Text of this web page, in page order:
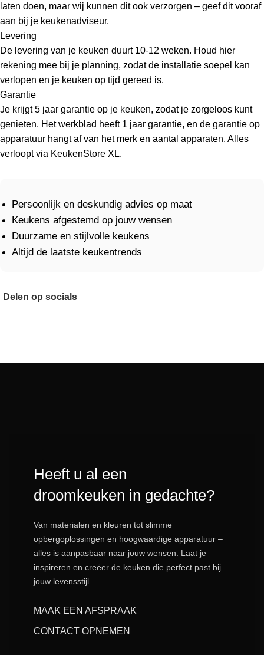
laten doen, maar wij kunnen dit ook verzorgen – geef dit vooraf
aan bij je keukenadviseur.
Levering
De levering van je keuken duurt 10-12 weken. Houd hier
rekening mee bij je planning, zodat de installatie soepel kan
verlopen en je keuken op tijd gereed is.
Garantie
Je krijgt 5 jaar garantie op je keuken, zodat je zorgeloos kunt
genieten. Het werkblad heeft 1 jaar garantie, en de garantie op
apparatuur hangt af van het merk en aantal apparaten. Alles
verloopt via KeukenStore XL.
Persoonlijk en deskundig advies op maat
Keukens afgestemd op jouw wensen
Duurzame en stijlvolle keukens
Altijd de laatste keukentrends
Delen op socials
Heeft u al een
droomkeuken in gedachte?
Van materialen en kleuren tot slimme
opbergoplossingen en hoogwaardige apparatuur –
alles is aanpasbaar naar jouw wensen. Laat je
inspireren en creëer de keuken die perfect past bij
jouw levensstijl.
MAAK EEN AFSPRAAK
CONTACT OPNEMEN